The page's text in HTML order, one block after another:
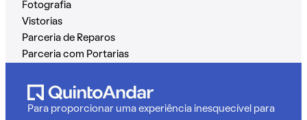
Fotografia
Vistorias
Parceria de Reparos
Parceria com Portarias
Para proporcionar uma experiência inesquecível para